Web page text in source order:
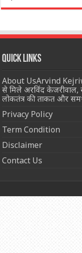
Quick Links
About UsArvind
से मिले अरविंद केजरीवाल,
लोकतंत्र की ताकत और
Privacy Policy
Term Condition
Disclaimer
Contact Us